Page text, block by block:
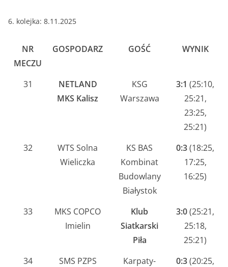
6. kolejka: 8.11.2025
NR
MECZU
GOSPODARZ GOŚĆ WYNIK
31
NETLAND
MKS Kalisz
KSG
Warszawa
3:1 (25:10,
25:21,
23:25,
25:21)
32
WTS Solna
Wieliczka
KS BAS
Kombinat
Budowlany
Białystok
0:3(18:25,
17:25,
16:25)
33
MKS COPCO
Imielin
Klub
Siatkarski
Piła
3:0(25:21,
25:18,
25:21)
34
SMS PZPS
Karpaty-
0:3(20:25,